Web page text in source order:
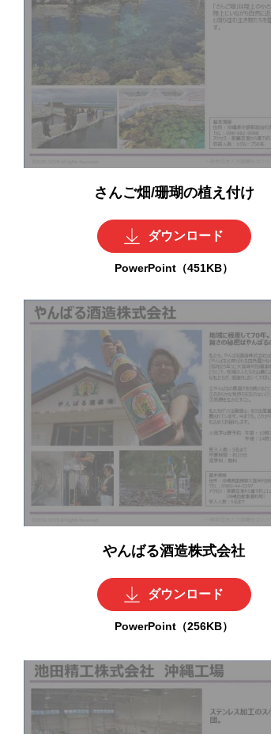
さんご畑/珊瑚の植え付け
ダウンロード
PowerPoint（451KB）
やんばる酒造株式会社
ダウンロード
PowerPoint（256KB）